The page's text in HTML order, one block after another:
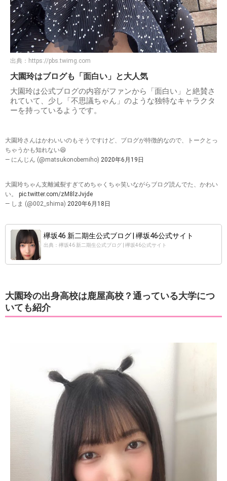
出典： https://pbs.twimg.com
大園玲はブログも「面白い」と大人気
大園玲は公式ブログの内容がファンから「面白い」と絶賛さ
れていて、少し「不思議ちゃん」のような独特なキャラクタ
ーを持っているようです。
大園玲さんはかわいいのもそうですけど、ブログが特徴的なので、トークとっ
ちゃうかも知れない😆
— にんじん (@matsukonobemiho) 2020年6月19日
大園玲ちゃん支離滅裂すぎてめちゃくちゃ笑いながらブログ読んでた、かわい
い。 pic.twitter.com/zM8lzJvjde
— しま (@002_shima) 2020年6月18日
欅坂46 新二期生公式ブログ | 欅坂46公式サイト
出典：欅坂46 新二期生公式ブログ | 欅坂46公式サイト
大園玲の出身高校は鹿屋高校？通っている大学につ
いても紹介